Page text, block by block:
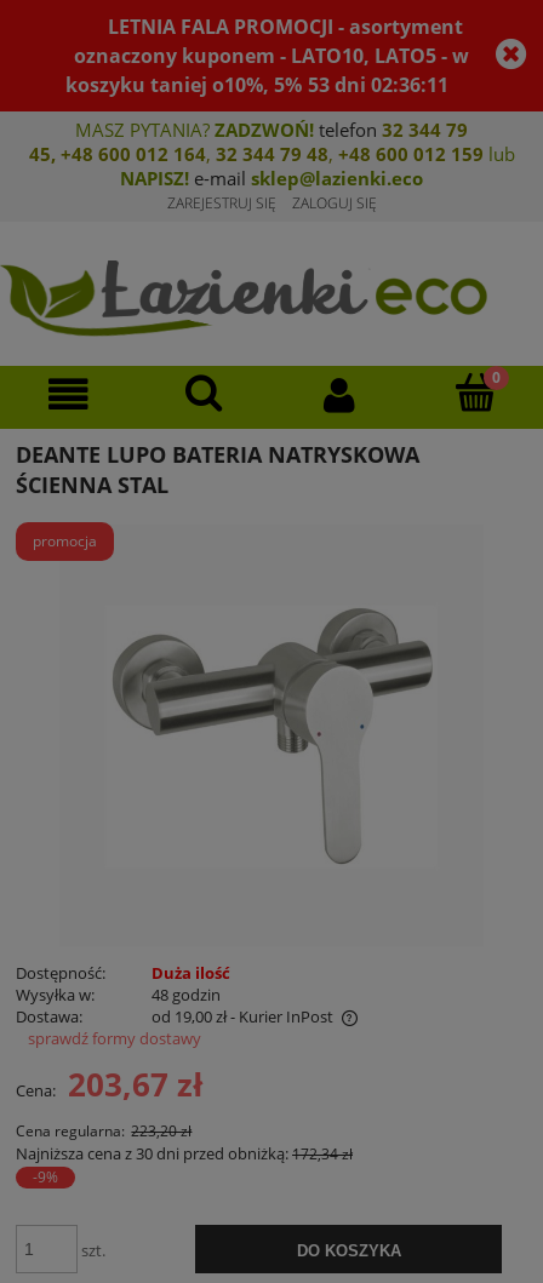
LETNIA FALA PROMOCJI - asortyment
oznaczony kuponem - LATO10, LATO5 - w
koszyku taniej o10%, 5% 53dni02:36:11
MASZ PYTANIA? ZADZWOŃ! telefon 32 344 79
45, +48 600 012 164, 32 344 79 48, +48 600 012 159 lub
NAPISZ! e-mail sklep@lazienki.eco
ZAREJESTRUJ SIĘ ZALOGUJ SIĘ
DEANTE LUPO BATERIA NATRYSKOWA
ŚCIENNA STAL
promocja
Dostępność:
Duża ilość
Wysyłka w:
48 godzin
Dostawa:
od 19,00 zł- Kurier InPost
Cena nie zawiera ewentualnych kosztów płatności
sprawdź formy dostawy
Cena: 203,67 zł
Cena regularna: 223,20 zł
Najniższa cena z 30 dni przed obniżką:172,34 zł
-9%
szt. DO KOSZYKA